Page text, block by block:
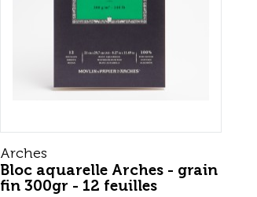
Arches
Bloc aquarelle Arches - grain
fin 300gr - 12 feuilles